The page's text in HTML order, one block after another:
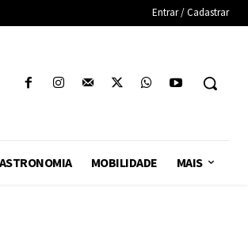
Entrar / Cadastrar
MOBILIDADE MAIS